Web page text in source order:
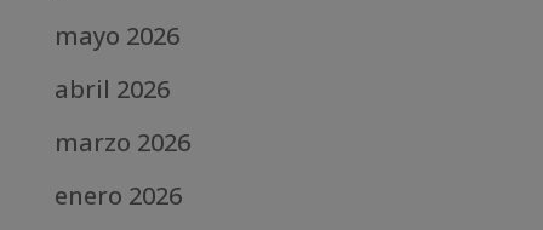
mayo 2026
abril 2026
marzo 2026
enero 2026